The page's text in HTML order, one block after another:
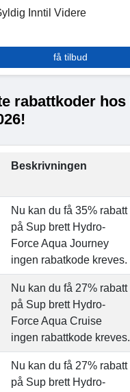
Inntil Videre
få tilbud
rabattkoder hos
Beskrivningen
Nu kan du få 35% rabatt
på Sup brett Hydro-
Force Aqua Journey
ingen rabatkode kreves.
Nu kan du få 27% rabatt
på Sup brett Hydro-
Force Aqua Cruise
ingen rabattkode kreves.
Nu kan du få 27% rabatt
på Sup brett Hydro-